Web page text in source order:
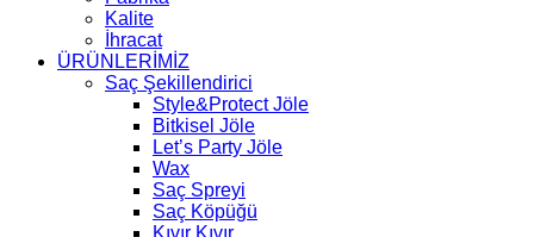
Kalite
İhracat
ÜRÜNLERİMİZ
Saç Şekillendirici
Style&Protect Jöle
Bitkisel Jöle
Let’s Party Jöle
Wax
Saç Spreyi
Saç Köpüğü
Kıvır Kıvır